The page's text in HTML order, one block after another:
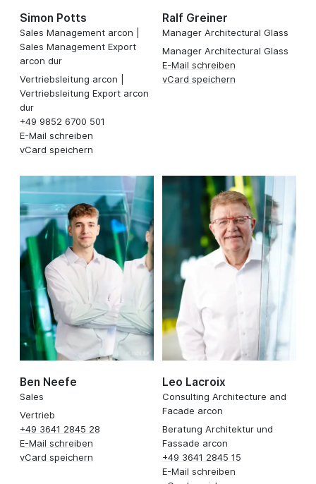
Simon Potts
Sales Management arcon |
Sales Management Export
arcon dur
Vertriebsleitung arcon |
Vertriebsleitung Export arcon
dur
+49 9852 6700 501
E-Mail schreiben
vCard speichern
Ralf Greiner
Manager Architectural Glass
Manager Architectural Glass
E-Mail schreiben
vCard speichern
Ben Neefe
Sales
Vertrieb
+49 3641 2845 28
E-Mail schreiben
vCard speichern
Leo Lacroix
Consulting Architecture and
Facade arcon
Beratung Architektur und
Fassade arcon
+49 3641 2845 15
E-Mail schreiben